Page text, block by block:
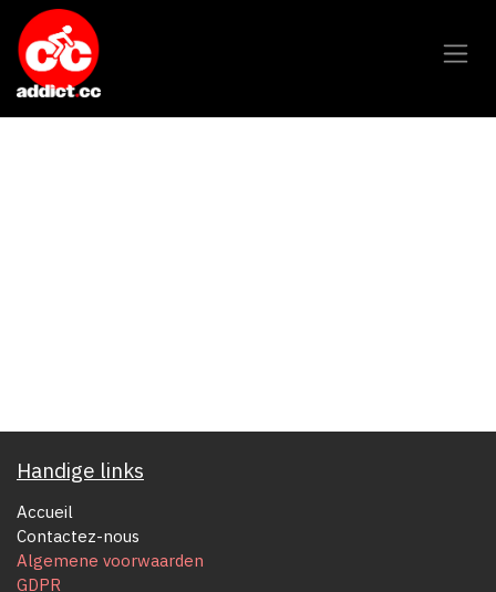
Overslaan naar inhoud
Handige links
Accueil
Contactez-nous
Algemene voorwaarden
GDPR